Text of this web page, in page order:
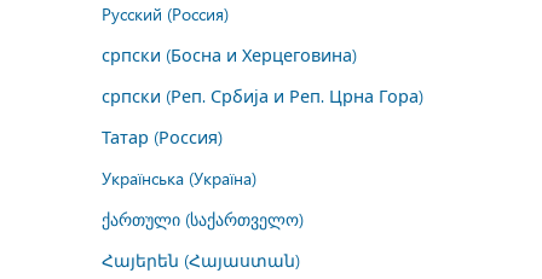
Русский (Россия)
српски (Босна и Херцеговина)
српски (Реп. Србија и Реп. Црна Гора)
Татар (Россия)
Українська (Україна)
ქართული (საქართველო)
Հայերեն (Հայաստան)